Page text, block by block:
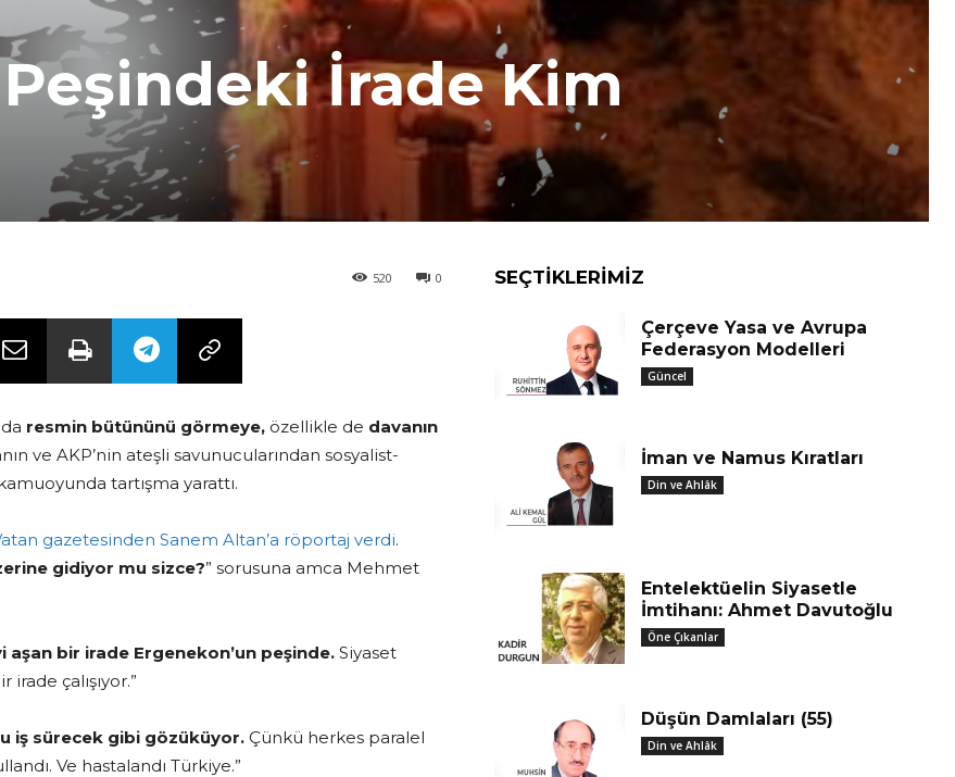
İrade Kim
0
520
resmin bütününü görmeye, özellikle de davanın
ve AKP’nin ateşli savunucularından sosyalist-
tartışma yarattı.
gazetesinden Sanem Altan’a röportaj verdi.
gidiyor mu sizce?” sorusuna amca Mehmet
aşan bir irade Ergenekon’un peşinde. Siyaset
çalışıyor.”
iş sürecek gibi gözüküyor. Çünkü herkes paralel
Ve hastalandı Türkiye.”
SEÇTIKLERIMIZ
Çerçeve Yasa ve Avrupa
Federasyon Modelleri
Güncel
İman ve Namus Kıratları
Din ve Ahlâk
Entelektüelin Siyasetle
İmtihanı: Ahmet Davutoğlu
Öne Çıkanlar
Düşün Damlaları (55)
Din ve Ahlâk